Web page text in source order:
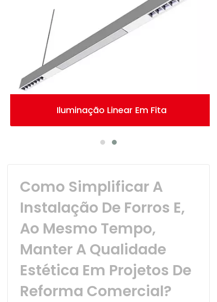
Iluminação Linear Em Fita
Como Simplificar A
Instalação De Forros E,
Ao Mesmo Tempo,
Manter A Qualidade
Estética Em Projetos De
Reforma Comercial?